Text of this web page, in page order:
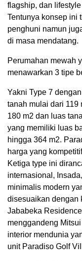
flagship, dan
Tentunya konsep ini
penghuni namun
di masa mendatang.
Perumahan mewah
menawarkan 3 tipe
Yakni Type 7
tanah mulai dari 119
180 m2 dan luas
yang memiliki luas
hingga 364 m2.
harga yang
Ketiga type ini
internasional,
minimalis modern
disesuaikan dengan
Jababeka
menggandeng
interior mendunia
unit Paradiso Golf